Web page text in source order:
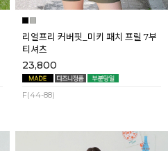
리얼프리 커버핏_미키 패치 프릴 7부
티셔츠
23,800
F(44-88)